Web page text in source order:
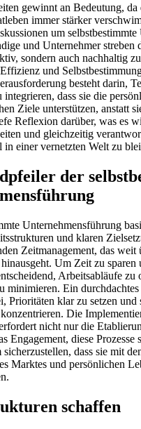
gewinnt an Bedeutung, da
immer stärker
um
und Unternehmer streben
sondern auch nachhaltig
und
besteht darin,
integrieren, dass sie die
Ziele unterstützen, anstatt
Reflexion darüber, was es
und gleichzeitig
in einer vernetzten Welt zu
der
Unternehmensführung
und klaren
Zeitmanagement, das weit
Um Zeit zu sparen
Arbeitsabläufe zu
minimieren. Ein
Prioritäten klar zu setzen und
Die
nicht nur die
Engagement, diese
sicherzustellen, dass sie mit
Marktes und persönlichen
schaffen